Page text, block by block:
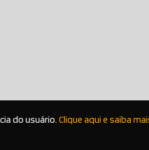
do usuário. Clique aqui e saiba